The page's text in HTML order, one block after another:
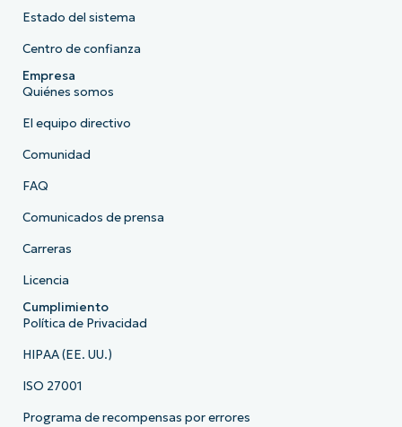
Estado del sistema
Centro de confianza
Empresa
Quiénes somos
El equipo directivo
Comunidad
FAQ
Comunicados de prensa
Carreras
Licencia
Cumplimiento
Política de Privacidad
HIPAA (EE. UU.)
ISO 27001
Programa de recompensas por errores